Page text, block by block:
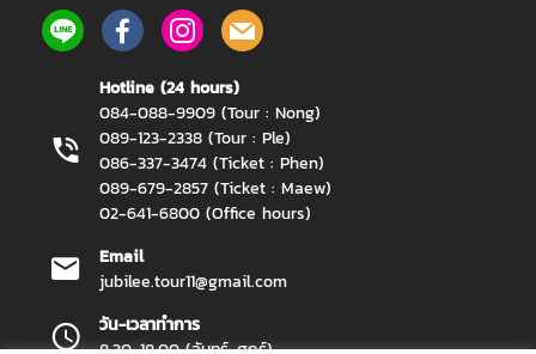
Hotline (24 hours)
084-088-9909 (Tour : Nong)
089-123-2338 (Tour : Ple)
086-337-3474 (Ticket : Phen)
089-679-2857 (Ticket : Maew)
02-641-6800 (Office hours)
Email
jubilee.tour11@gmail.com
วัน-เวลาทำการ